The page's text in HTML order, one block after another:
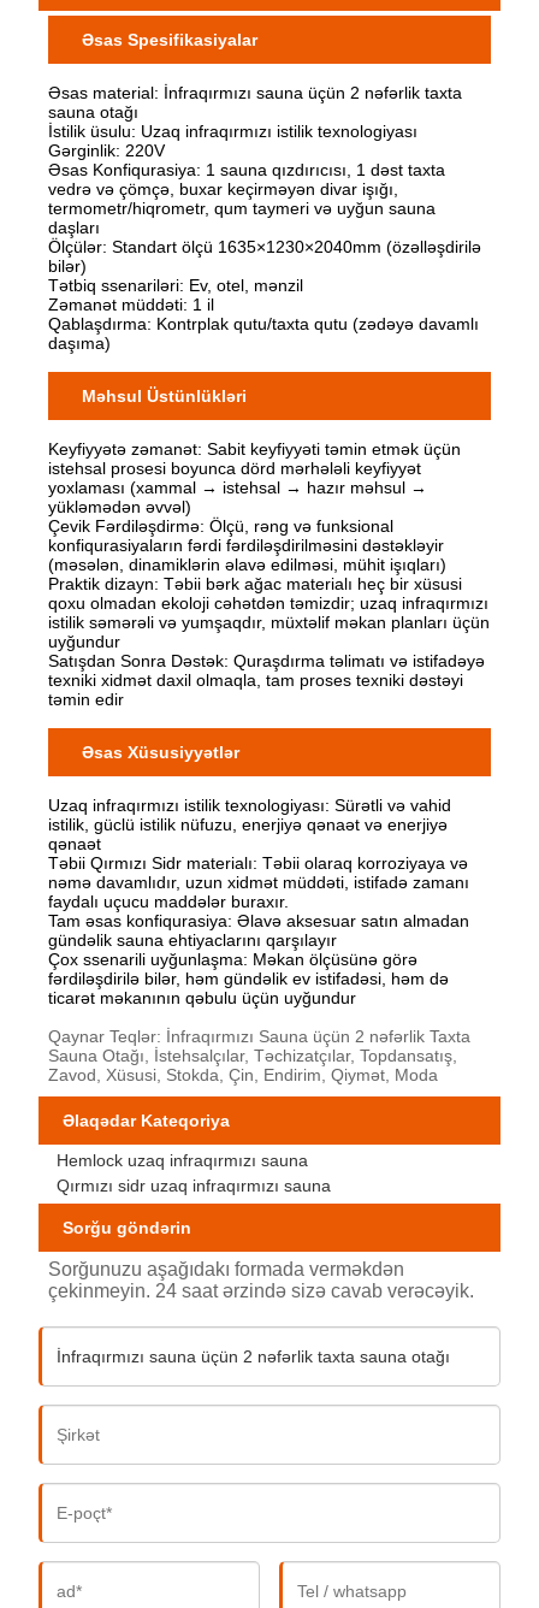
Əsas Spesifikasiyalar
Əsas material: İnfraqırmızı sauna üçün 2 nəfərlik taxta
sauna otağı
İstilik üsulu: Uzaq infraqırmızı istilik texnologiyası
Gərginlik: 220V
Əsas Konfiqurasiya: 1 sauna qızdırıcısı, 1 dəst taxta
vedrə və çömçə, buxar keçirməyən divar işığı,
termometr/hiqrometr, qum taymeri və uyğun sauna
daşları
Ölçülər: Standart ölçü 1635×1230×2040mm (özəlləşdirilə
bilər)
Tətbiq ssenariləri: Ev, otel, mənzil
Zəmanət müddəti: 1 il
Qablaşdırma: Kontrplak qutu/taxta qutu (zədəyə davamlı
daşıma)
Məhsul Üstünlükləri
Keyfiyyətə zəmanət: Sabit keyfiyyəti təmin etmək üçün
istehsal prosesi boyunca dörd mərhələli keyfiyyət
yoxlaması (xammal → istehsal → hazır məhsul →
yükləmədən əvvəl)
Çevik Fərdiləşdirmə: Ölçü, rəng və funksional
konfiqurasiyaların fərdi fərdiləşdirilməsini dəstəkləyir
(məsələn, dinamiklərin əlavə edilməsi, mühit işıqları)
Praktik dizayn: Təbii bərk ağac materialı heç bir xüsusi
qoxu olmadan ekoloji cəhətdən təmizdir; uzaq infraqırmızı
istilik səmərəli və yumşaqdır, müxtəlif məkan planları üçün
uyğundur
Satışdan Sonra Dəstək: Quraşdırma təlimatı və istifadəyə
texniki xidmət daxil olmaqla, tam proses texniki dəstəyi
təmin edir
Əsas Xüsusiyyətlər
Uzaq infraqırmızı istilik texnologiyası: Sürətli və vahid
istilik, güclü istilik nüfuzu, enerjiyə qənaət və enerjiyə
qənaət
Təbii Qırmızı Sidr materialı: Təbii olaraq korroziyaya və
nəmə davamlıdır, uzun xidmət müddəti, istifadə zamanı
faydalı uçucu maddələr buraxır.
Tam əsas konfiqurasiya: Əlavə aksesuar satın almadan
gündəlik sauna ehtiyaclarını qarşılayır
Çox ssenarili uyğunlaşma: Məkan ölçüsünə görə
fərdiləşdirilə bilər, həm gündəlik ev istifadəsi, həm də
ticarət məkanının qəbulu üçün uyğundur
Qaynar Teqlər: İnfraqırmızı Sauna üçün 2 nəfərlik Taxta
Sauna Otağı, İstehsalçılar, Təchizatçılar, Topdansatış,
Zavod, Xüsusi, Stokda, Çin, Endirim, Qiymət, Moda
Əlaqədar Kateqoriya
Hemlock uzaq infraqırmızı sauna
Qırmızı sidr uzaq infraqırmızı sauna
Sorğu göndərin
Sorğunuzu aşağıdakı formada verməkdən
çekinmeyin. 24 saat ərzində sizə cavab verəcəyik.